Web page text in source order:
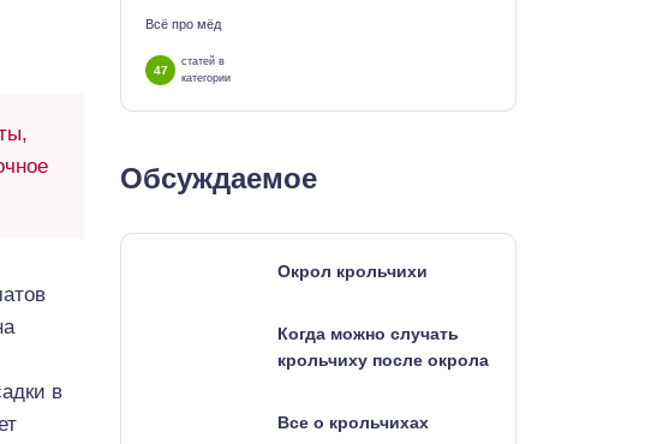
в
Всё про мёд
47
статей в
категории
Обсуждаемое
Окрол крольчихи
Когда можно случать
крольчиху после окрола
Все о крольчихах